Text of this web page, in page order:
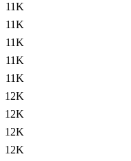
11K
11K
11K
11K
11K
12K
12K
12K
12K